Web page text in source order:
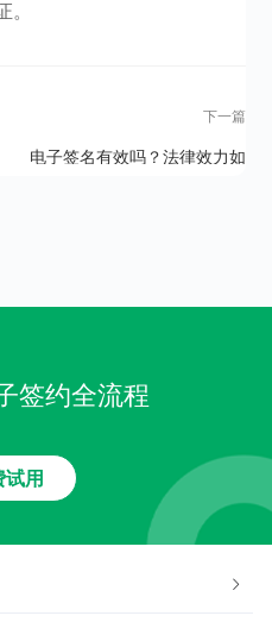
。
下一篇
电子签名有效吗？法律效力如
签约全流程
试用